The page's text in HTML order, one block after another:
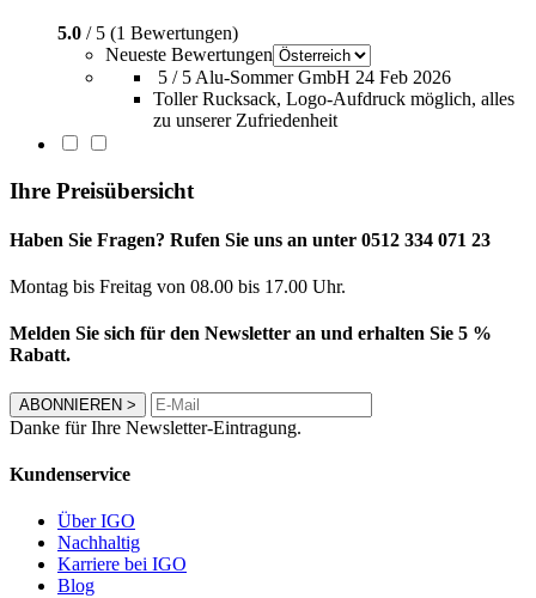
5.0 / 5 (1 Bewertungen)
Neueste Bewertungen
5 / 5 Alu-Sommer GmbH 24 Feb 2026
Toller Rucksack, Logo-Aufdruck möglich, alles
zu unserer Zufriedenheit
Ihre Preisübersicht
Haben Sie Fragen? Rufen Sie uns an unter 0512 334 071 23
Montag bis Freitag von 08.00 bis 17.00 Uhr.
Melden Sie sich für den Newsletter an und erhalten Sie 5 %
Rabatt.
ABONNIEREN >
Danke für Ihre Newsletter-Eintragung.
Kundenservice
Über IGO
Nachhaltig
Karriere bei IGO
Blog